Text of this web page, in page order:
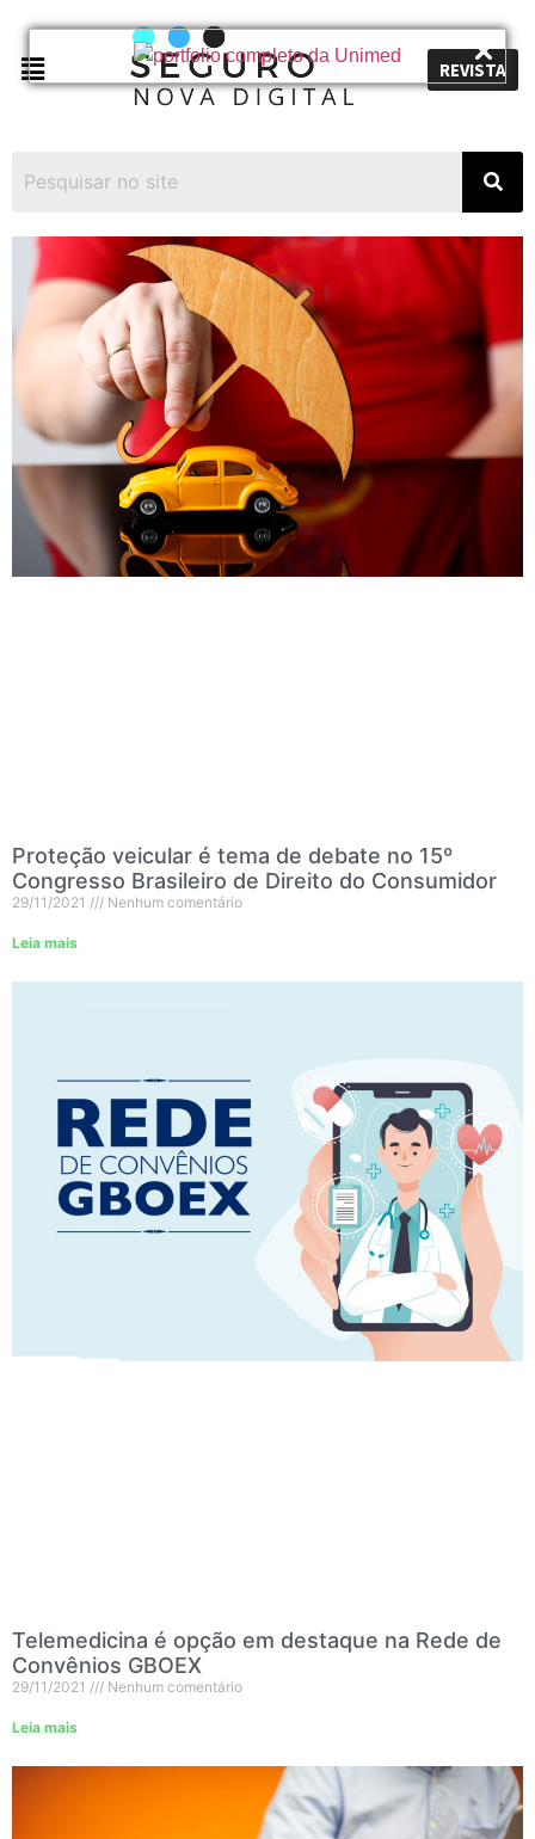
REVISTA
Proteção veicular é tema de debate no 15º
Congresso Brasileiro de Direito do Consumidor
29/11/2021 Nenhum comentário
Leia mais
Telemedicina é opção em destaque na Rede de
Convênios GBOEX
29/11/2021 Nenhum comentário
Leia mais